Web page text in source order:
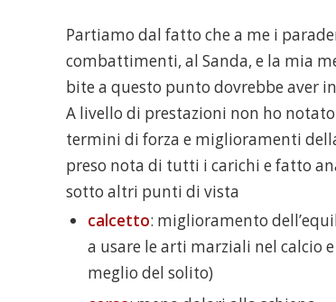
Partiamo dal fatto che a me i
combattimenti, al Sanda, e la mia
bite a questo punto dovrebbe aver
A livello di prestazioni non ho
termini di forza e miglioramenti
preso nota di tutti i carichi e fatto
sotto altri punti di vista
calcetto: miglioramento
a usare le arti marziali nel calcio
meglio del solito)